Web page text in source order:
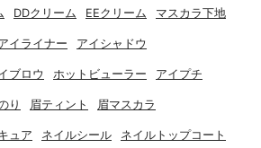
DDクリーム EEクリーム マスカラ下地
イライナー アイシャドウ
ブロウ ホットビューラー アイプチ
り 眉ティント 眉マスカラ
ュア ネイルシール ネイルトップコート